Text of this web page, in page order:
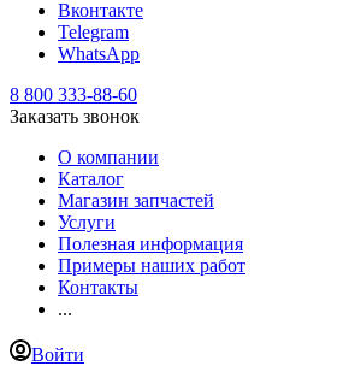
Вконтакте
Telegram
WhatsApp
8 800 333-88-60
Заказать звонок
О компании
Каталог
Магазин запчастей
Услуги
Полезная информация
Примеры наших работ
Контакты
...
Войти